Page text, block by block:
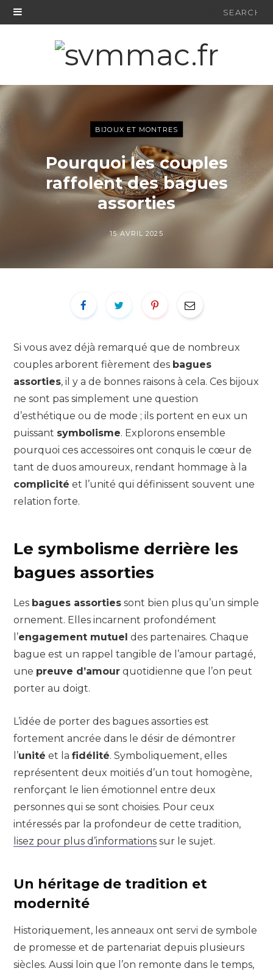
Search
BIJOUX ET MONTRES
Pourquoi les couples
raffolent des bagues
assorties
15 AVRIL 2025
Si vous avez déjà remarqué que de nombreux
couples arborent fièrement des bagues
assorties, il y a de bonnes raisons à cela. Ces bijoux
ne sont pas simplement une question
d’esthétique ou de mode ; ils portent en eux un
puissant symbolisme. Explorons ensemble
pourquoi ces accessoires ont conquis le cœur de
tant de duos amoureux, rendant hommage à la
complicité et l’unité qui définissent souvent une
relation forte.
Le symbolisme derrière les
bagues assorties
Les bagues assorties sont bien plus qu’un simple
ornement. Elles incarnent profondément
l’engagement mutuel des partenaires. Chaque
bague est un rappel tangible de l’amour partagé,
une preuve d’amour quotidienne que l’on peut
porter au doigt.
L’idée de porter des bagues assorties est
fortement ancrée dans le désir de démontrer
l’unité et la fidélité. Symboliquement, elles
représentent deux moitiés d’un tout homogène,
renforçant le lien émotionnel entre deux
personnes qui se sont choisies. Pour ceux
intéressés par la profondeur de cette tradition,
lisez pour plus d’informations sur le sujet.
Un héritage de tradition et
modernité
Historiquement, les anneaux ont servi de symbole
de promesse et de partenariat depuis plusieurs
siècles. Aussi loin que l’on remonte dans le temps,